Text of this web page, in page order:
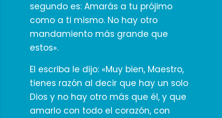
segundo es: Amarás a tu prójimo
como a ti mismo. No hay otro
mandamiento más grande que
estos».
El escriba le dijo: «Muy bien, Maestro,
tienes razón al decir que hay un solo
Dios y no hay otro más que él, y que
amarlo con todo el corazón, con